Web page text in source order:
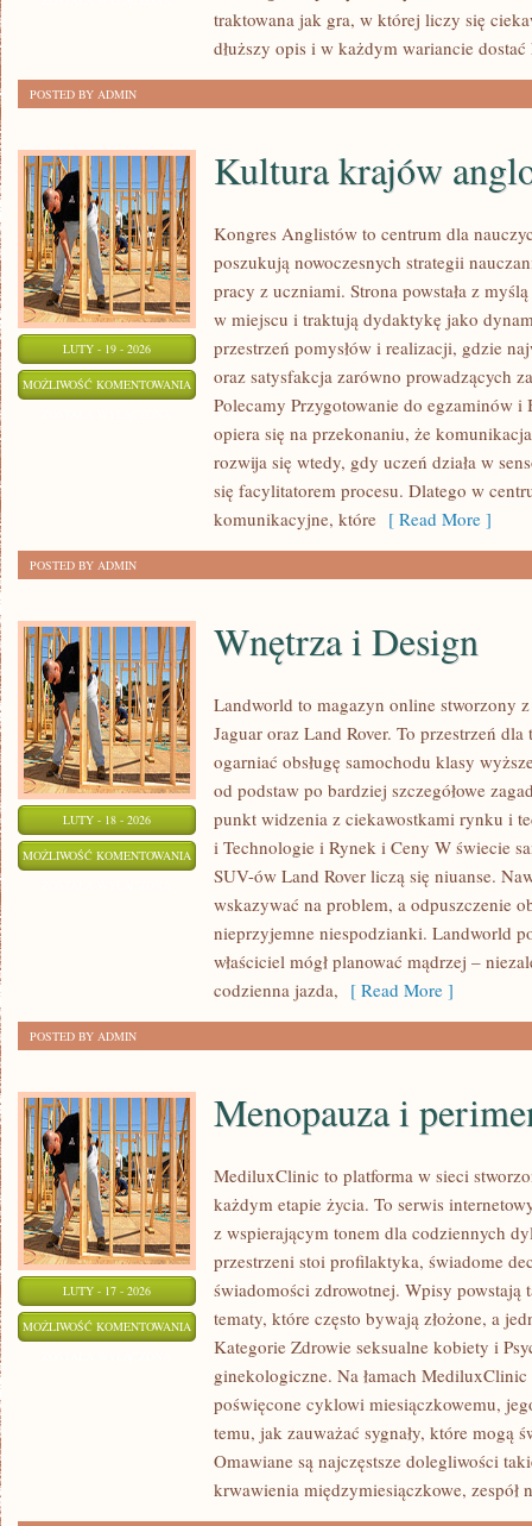
MUZYCZNA
traktowana jak gra, w której liczy się
dłuższy opis i w każdym wariancie
POSTED BY ADMIN
LUTY - 19 - 2026
MOŻLIWOŚĆ KOMENTOWANIA KULTURA
KRAJÓW
ANGLOJĘZYCZNYCH
Kultura krajów
Kongres Anglistów to centrum dla
poszukują nowoczesnych strategii
pracy z uczniami. Strona powstała z
w miejscu i traktują dydaktykę jako
przestrzeń pomysłów i realizacji, gdzie
oraz satysfakcja zarówno prowadzących
Polecamy Przygotowanie do egzaminów i
opiera się na przekonaniu, że
rozwija się wtedy, gdy uczeń działa w
się facylitatorem procesu. Dlatego w
komunikacyjne, które [ Read More ]
POSTED BY ADMIN
LUTY - 18 - 2026
MOŻLIWOŚĆ KOMENTOWANIA WNĘTRZA
DESIGN
Wnętrza i Design
Landworld to magazyn online stworzony
Jaguar oraz Land Rover. To przestrzeń
ogarniać obsługę samochodu klasy
od podstaw po bardziej szczegółowe
punkt widzenia z ciekawostkami rynku i
i Technologie i Rynek i Ceny W świecie
SUV-ów Land Rover liczą się niuanse.
wskazywać na problem, a odpuszczenie
nieprzyjemne niespodzianki. Landworld
właściciel mógł planować mądrzej –
codzienna jazda, [ Read More ]
POSTED BY ADMIN
LUTY - 17 - 2026
MOŻLIWOŚĆ KOMENTOWANIA MENOPAUZA
PERIMENOPAUZA
Menopauza i
MediluxClinic to platforma w sieci
każdym etapie życia. To serwis
z wspierającym tonem dla codziennych
przestrzeni stoi profilaktyka, świadome
świadomości zdrowotnej. Wpisy powstają
tematy, które często bywają złożone, a
Kategorie Zdrowie seksualne kobiety i
ginekologiczne. Na łamach
poświęcone cyklowi miesiączkowemu,
temu, jak zauważać sygnały, które mogą
Omawiane są najczęstsze dolegliwości
krwawienia międzymiesiączkowe, zespół